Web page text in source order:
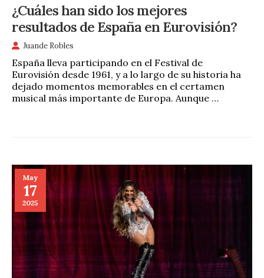
¿Cuáles han sido los mejores
resultados de España en Eurovisión?
Juande Robles
España lleva participando en el Festival de
Eurovisión desde 1961, y a lo largo de su historia ha
dejado momentos memorables en el certamen
musical más importante de Europa. Aunque …
May
17
2025